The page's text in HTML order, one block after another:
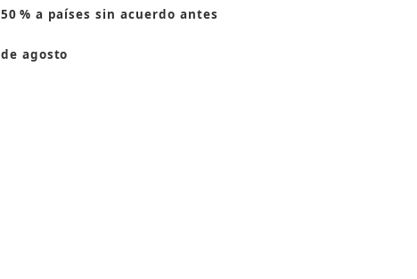
50 % a países sin acuerdo antes
de agosto